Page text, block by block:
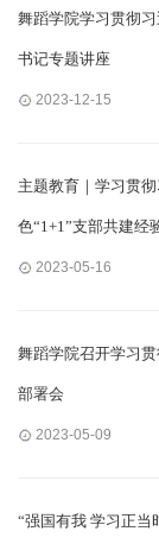
舞蹈学院学习贯彻
书记专题讲座
2023-12-15
主题教育｜学习贯
色“1+1”支部共建经
2023-05-16
舞蹈学院召开学习
部署会
2023-05-09
“强国有我 学习正当